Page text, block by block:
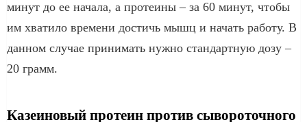
минут до ее начала, а протеины – за 60 минут, чтобы
им хватило времени достичь мышц и начать работу. В
данном случае принимать нужно стандартную дозу –
20 грамм.
Казеиновый протеин против сывороточного